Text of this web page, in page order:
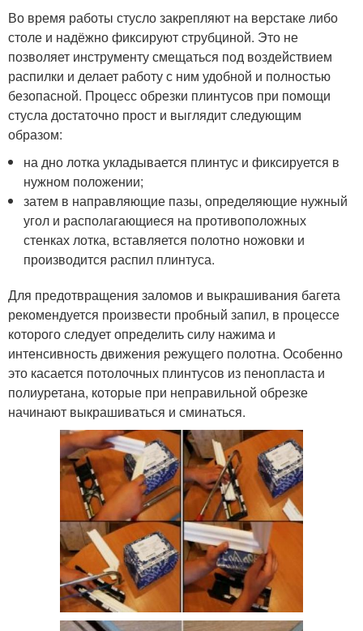
Во время работы стусло закрепляют на верстаке либо
столе и надёжно фиксируют струбциной. Это не
позволяет инструменту смещаться под воздействием
распилки и делает работу с ним удобной и полностью
безопасной. Процесс обрезки плинтусов при помощи
стусла достаточно прост и выглядит следующим
образом:
на дно лотка укладывается плинтус и фиксируется в
нужном положении;
затем в направляющие пазы, определяющие нужный
угол и располагающиеся на противоположных
стенках лотка, вставляется полотно ножовки и
производится распил плинтуса.
Для предотвращения заломов и выкрашивания багета
рекомендуется произвести пробный запил, в процессе
которого следует определить силу нажима и
интенсивность движения режущего полотна. Особенно
это касается потолочных плинтусов из пенопласта и
полиуретана, которые при неправильной обрезке
начинают выкрашиваться и сминаться.